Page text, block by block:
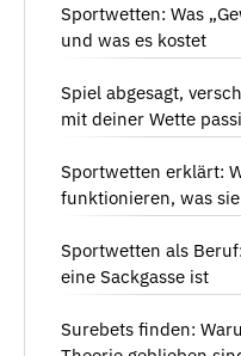
Sportwetten: Was
und was es kostet
Spiel abgesagt,
mit deiner Wette
Sportwetten erklärt:
funktionieren, was
Sportwetten als
eine Sackgasse ist
Surebets finden: